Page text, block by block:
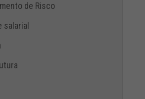
de Risco
salarial